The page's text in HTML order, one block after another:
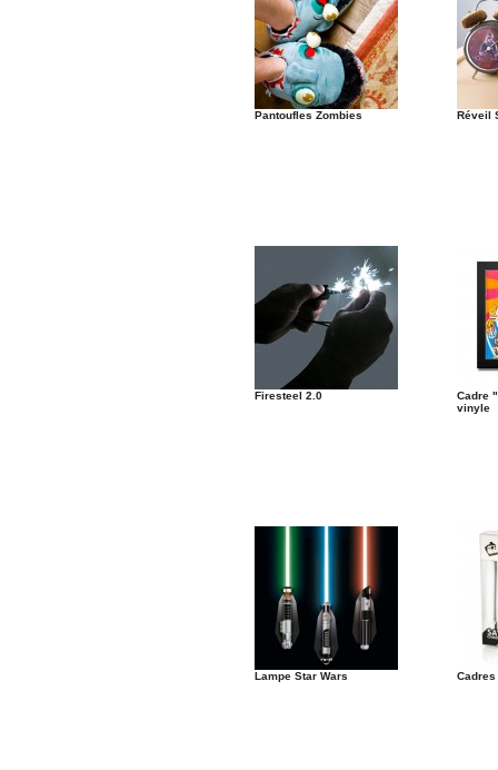
Pantoufles Zombies Réveil
Firesteel 2.0
Cadre
vinyle
Lampe Star Wars